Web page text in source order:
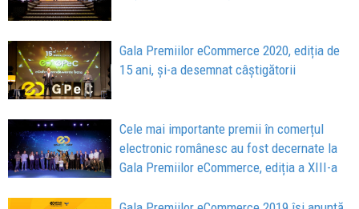
Gala Premiilor eCommerce 2020, ediția de
15 ani, și-a desemnat câștigătorii
Cele mai importante premii în comerțul
electronic românesc au fost decernate la
Gala Premiilor eCommerce, ediția a XIII-a